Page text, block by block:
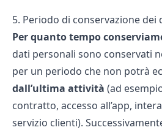
5. Periodo di conservazione dei
Per quanto tempo
dati personali sono conservati
per un periodo che non potrà
dall’ultima attività (ad
contratto, accesso all’app,
servizio clienti).